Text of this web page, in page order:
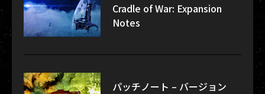
Cradle of War: Expansion
Notes
パッチノート – バージョン